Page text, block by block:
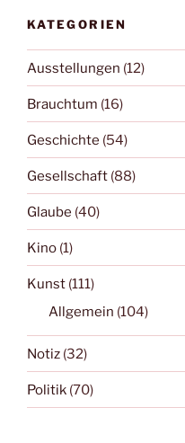
KATEGORIEN
Ausstellungen (12)
Brauchtum (16)
Geschichte (54)
Gesellschaft (88)
Glaube (40)
Kino (1)
Kunst (111)
Allgemein (104)
Notiz (32)
Politik (70)